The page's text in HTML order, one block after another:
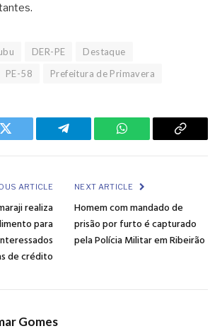
DER-PE
Destaque
PE-58 Prefeitura de Primavera
Twitter Telegram WhatsApp Copy
ARTICLE
realiza
para
de crédito
NEXT ARTICLE
Homem com mandado de
prisão por furto é capturado
pela Polícia Militar em Ribeirão
Gomes